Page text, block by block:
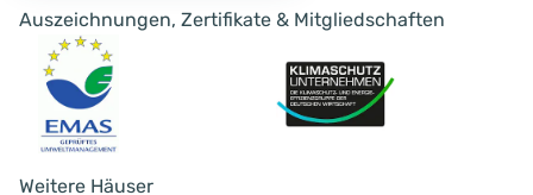
Auszeichnungen, Zertifikate & Mitgliedschaften
Weitere Häuser